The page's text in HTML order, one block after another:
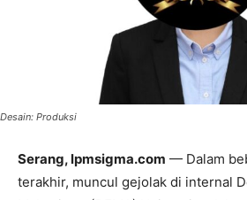
Desain: Produksi
Serang, lpmsigma.com — Dalam
terakhir, muncul gejolak di internal